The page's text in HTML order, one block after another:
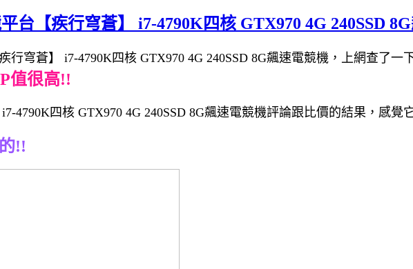
台【疾行穹蒼】 i7-4790K四核 GTX970 4G 240SSD
行穹蒼】 i7-4790K四核 GTX970 4G 240SSD 8G飆速電競機，上網查了
值很高!!
4790K四核 GTX970 4G 240SSD 8G飆速電競機評論跟比價的結果，感覺
!!